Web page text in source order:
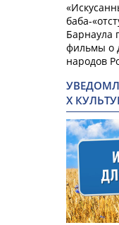
баба-
Барнаула
фильмы о
народов
Х